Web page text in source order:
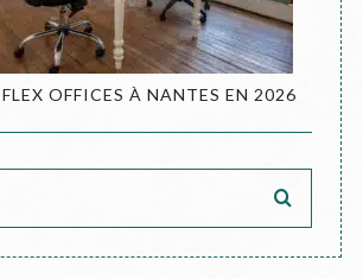
OFFICES À NANTES EN 2026